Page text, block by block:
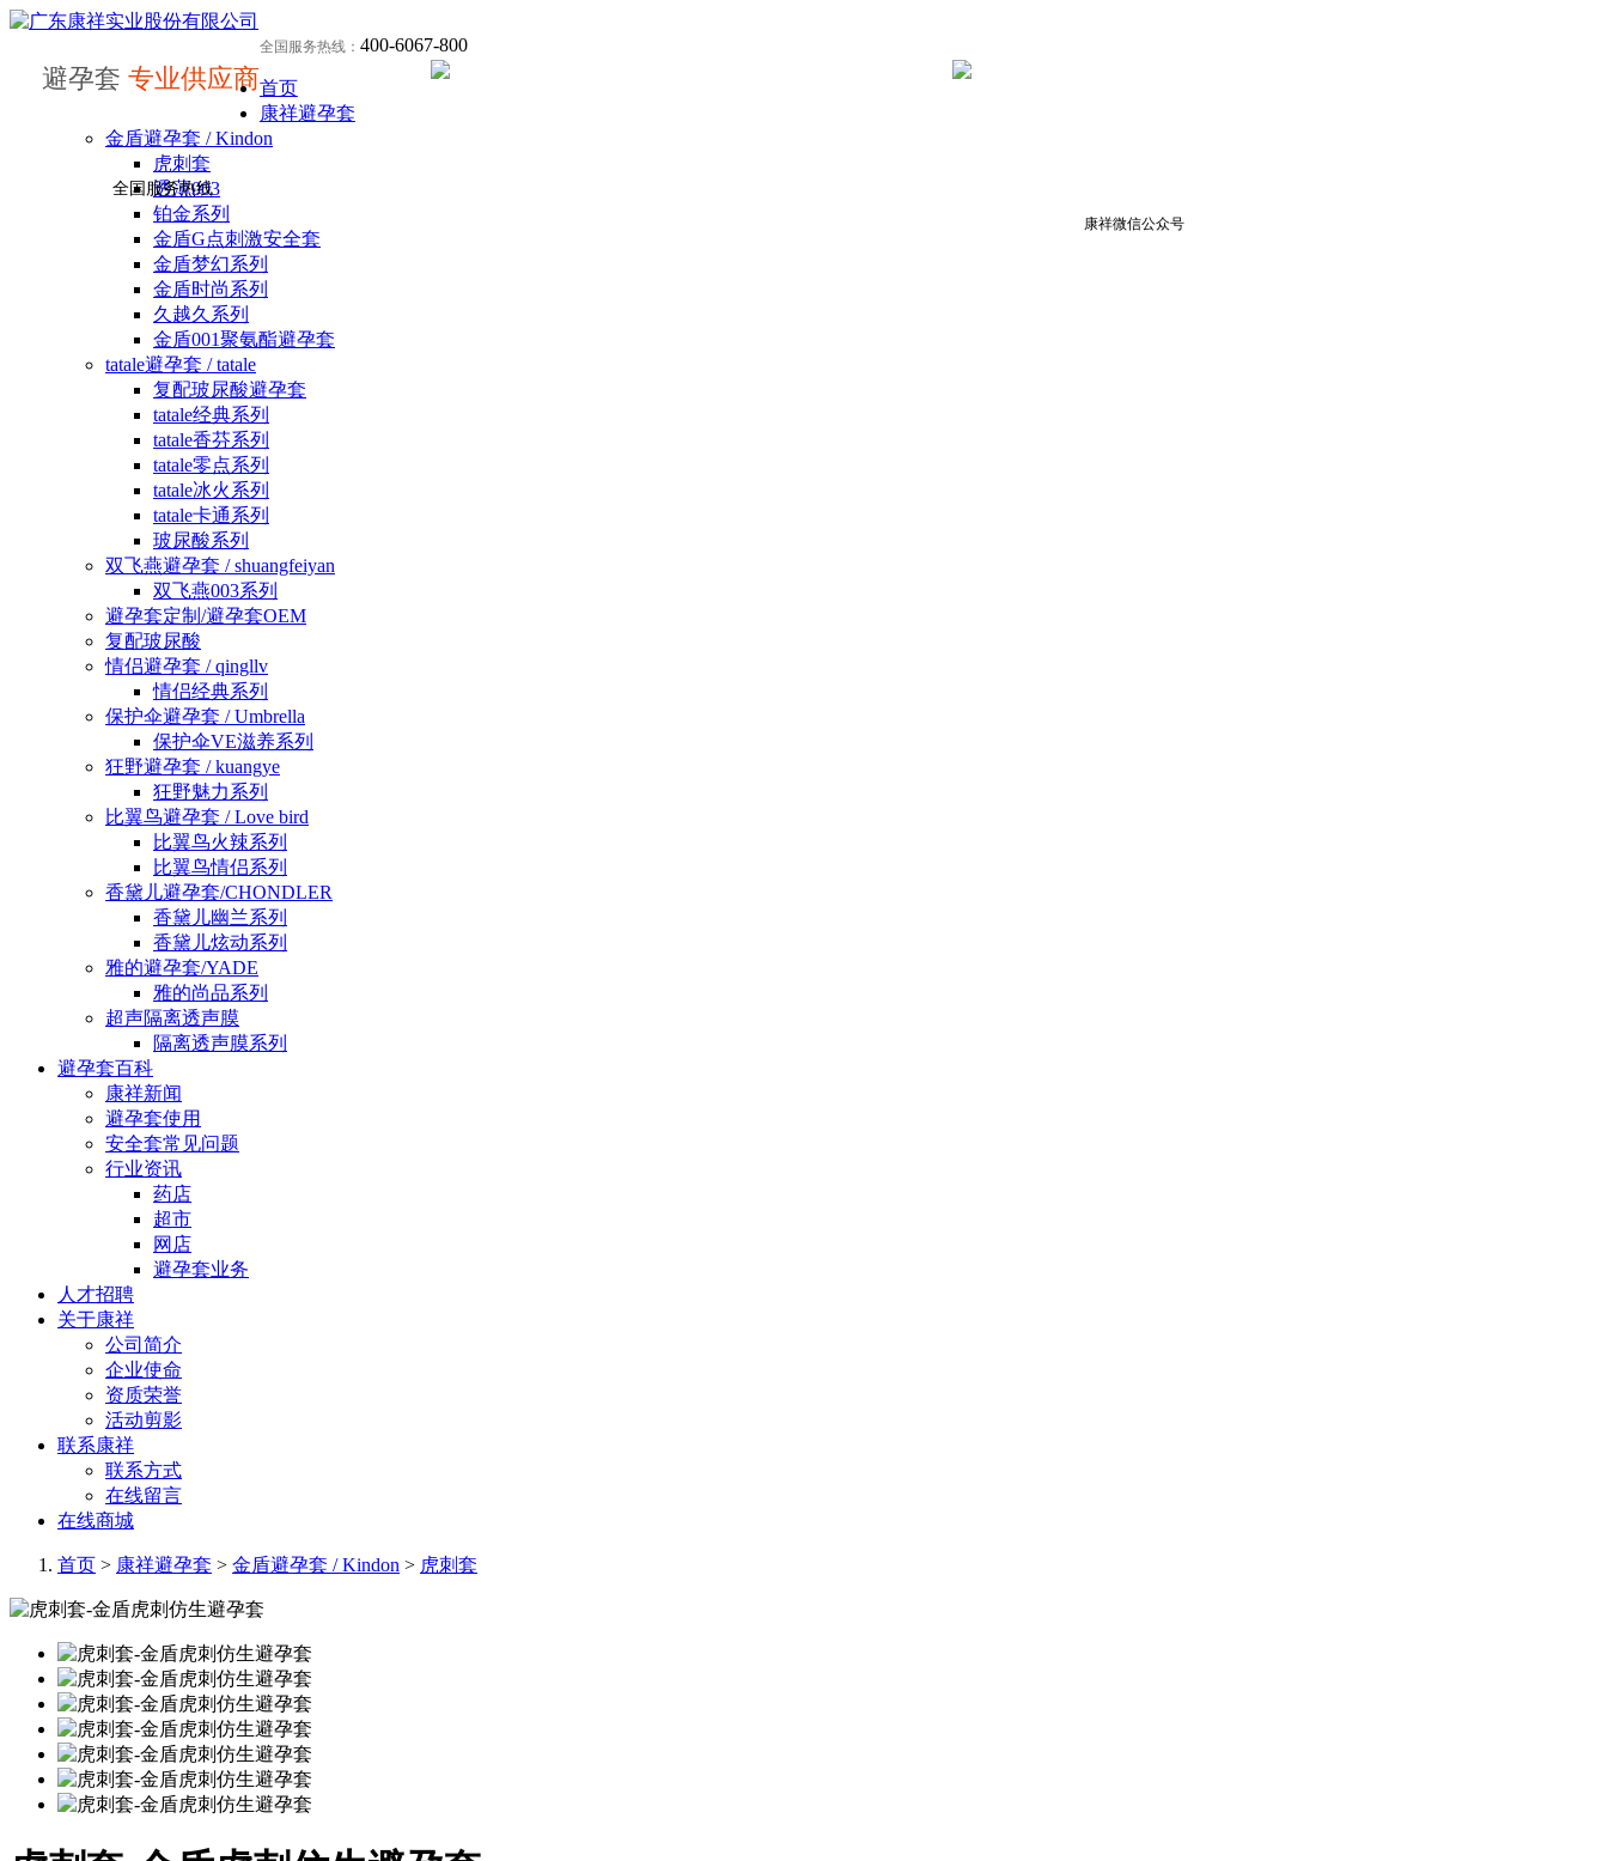
避孕套 专业供应商
全国服务热线： 400-6067-800
首页
康祥避孕套
金盾避孕套 / Kindon
虎刺套
透薄003
铂金系列
金盾G点刺激安全套
金盾梦幻系列
金盾时尚系列
久越久系列
金盾001聚氨酯避孕套
tatale避孕套 / tatale
复配玻尿酸避孕套
tatale经典系列
tatale香芬系列
tatale零点系列
tatale冰火系列
tatale卡通系列
玻尿酸系列
双飞燕避孕套 / shuangfeiyan
双飞燕003系列
避孕套定制/避孕套OEM
复配玻尿酸
情侣避孕套 / qingllv
情侣经典系列
保护伞避孕套 / Umbrella
保护伞VE滋养系列
狂野避孕套 / kuangye
狂野魅力系列
比翼鸟避孕套 / Love bird
比翼鸟火辣系列
比翼鸟情侣系列
香黛儿避孕套/CHONDLER
香黛儿幽兰系列
香黛儿炫动系列
雅的避孕套/YADE
雅的尚品系列
超声隔离透声膜
隔离透声膜系列
避孕套百科
康祥新闻
避孕套使用
安全套常见问题
行业资讯
药店
超市
网店
避孕套业务
人才招聘
关于康祥
公司简介
企业使命
资质荣誉
活动剪影
联系康祥
联系方式
在线留言
在线商城
首页 > 康祥避孕套 > 金盾避孕套 / Kindon > 虎刺套
全国服务热线
康祥微信公众号